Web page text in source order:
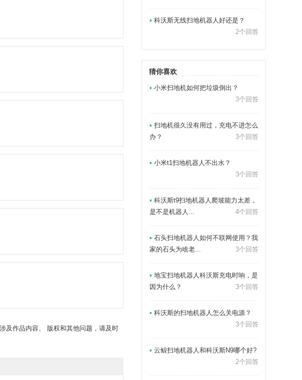
及作品内容、 版权和其他问题，请及时
▪ 科沃斯无线扫地机器人好还是？
2个回答
猜你喜欢
▪ 小米扫地机如何把垃圾倒出？
3个回答
▪ 扫地机很久没有用过，充电不进怎么
办？
3个回答
▪ 小米t1扫地机器人不出水？
3个回答
▪ 科沃斯t9扫地机器人爬坡能力太差，
是不是机器人...
4个回答
▪ 石头扫地机器人如何不联网使用？我
家的石头为啥老...
3个回答
▪ 地宝扫地机器人科沃斯充电时响，是
因为什么？
3个回答
▪ 科沃斯的扫地机器人怎么关电源？
3个回答
▪ 云鲸扫地机器人和科沃斯N9哪个好?
2个回答